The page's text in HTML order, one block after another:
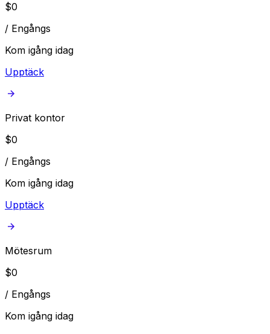
$0
/ Engångs
Kom igång idag
Upptäck
Privat kontor
$0
/ Engångs
Kom igång idag
Upptäck
Mötesrum
$0
/ Engångs
Kom igång idag